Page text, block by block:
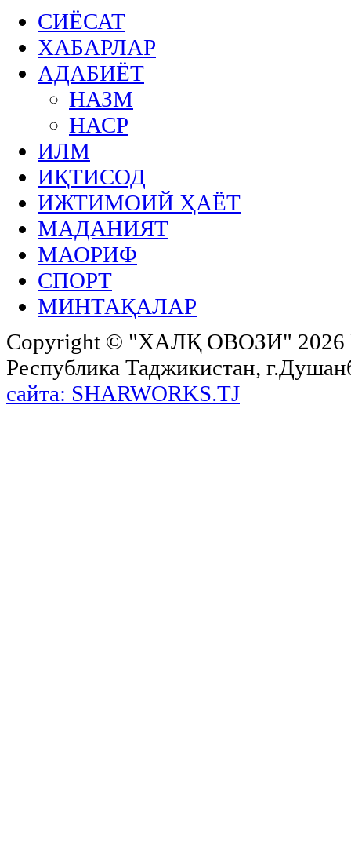
СИЁСАТ
ХАБАРЛАР
АДАБИЁТ
НАЗМ
НАСР
ИЛМ
ИҚТИСОД
ИЖТИМОИЙ ҲАЁТ
МАДАНИЯТ
МАОРИФ
СПОРТ
МИНТАҚАЛАР
Copyright © "ХАЛҚ ОВОЗИ"
Республика Таджикистан,
сайта: SHARWORKS.TJ